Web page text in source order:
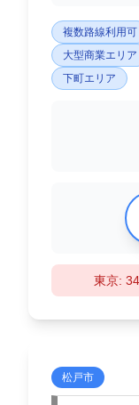
複数路線利用可
大型商業エリア
下町エリア
東京:
松戸市